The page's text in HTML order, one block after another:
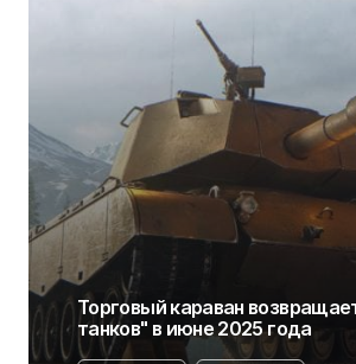
Торговый караван
танков" в июне 2025 года